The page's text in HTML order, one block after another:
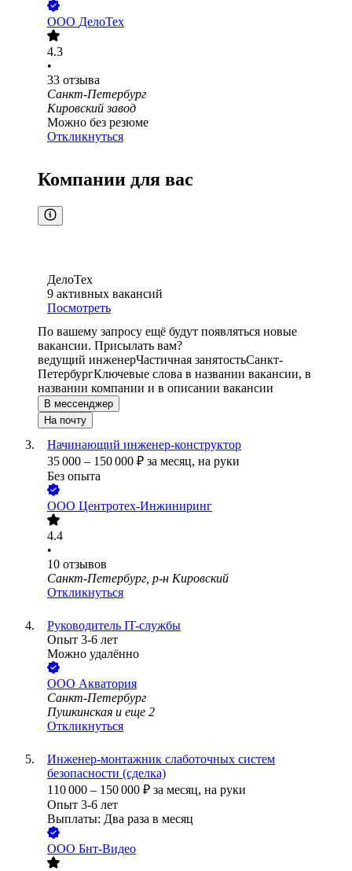
ООО ДелоТех
4.3
•
33 отзыва
Санкт-Петербург
Кировский завод
Можно без резюме
Откликнуться
Компании для вас
ДелоТех
9 активных вакансий
Посмотреть
По вашему запросу ещё будут появляться новые
вакансии. Присылать вам?
ведущий инженерЧастичная занятостьСанкт-
ПетербургКлючевые слова в названии вакансии, в
названии компании и в описании вакансии
В мессенджер
На почту
Начинающий инженер-конструктор
35 000 – 150 000 ₽ за месяц, на руки
Без опыта
ООО Центротех-Инжиниринг
4.4
•
10 отзывов
Санкт-Петербург, р-н Кировский
Откликнуться
Руководитель IT-службы
Опыт 3-6 лет
Можно удалённо
ООО Акватория
Санкт-Петербург
Пушкинская и еще 2
Откликнуться
Инженер-монтажник слаботочных систем
безопасности (сделка)
110 000 – 150 000 ₽ за месяц, на руки
Опыт 3-6 лет
Выплаты: Два раза в месяц
ООО Бнт-Видео